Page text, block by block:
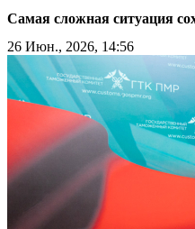
Самая сложная ситуация
26 Июн., 2026, 14:56